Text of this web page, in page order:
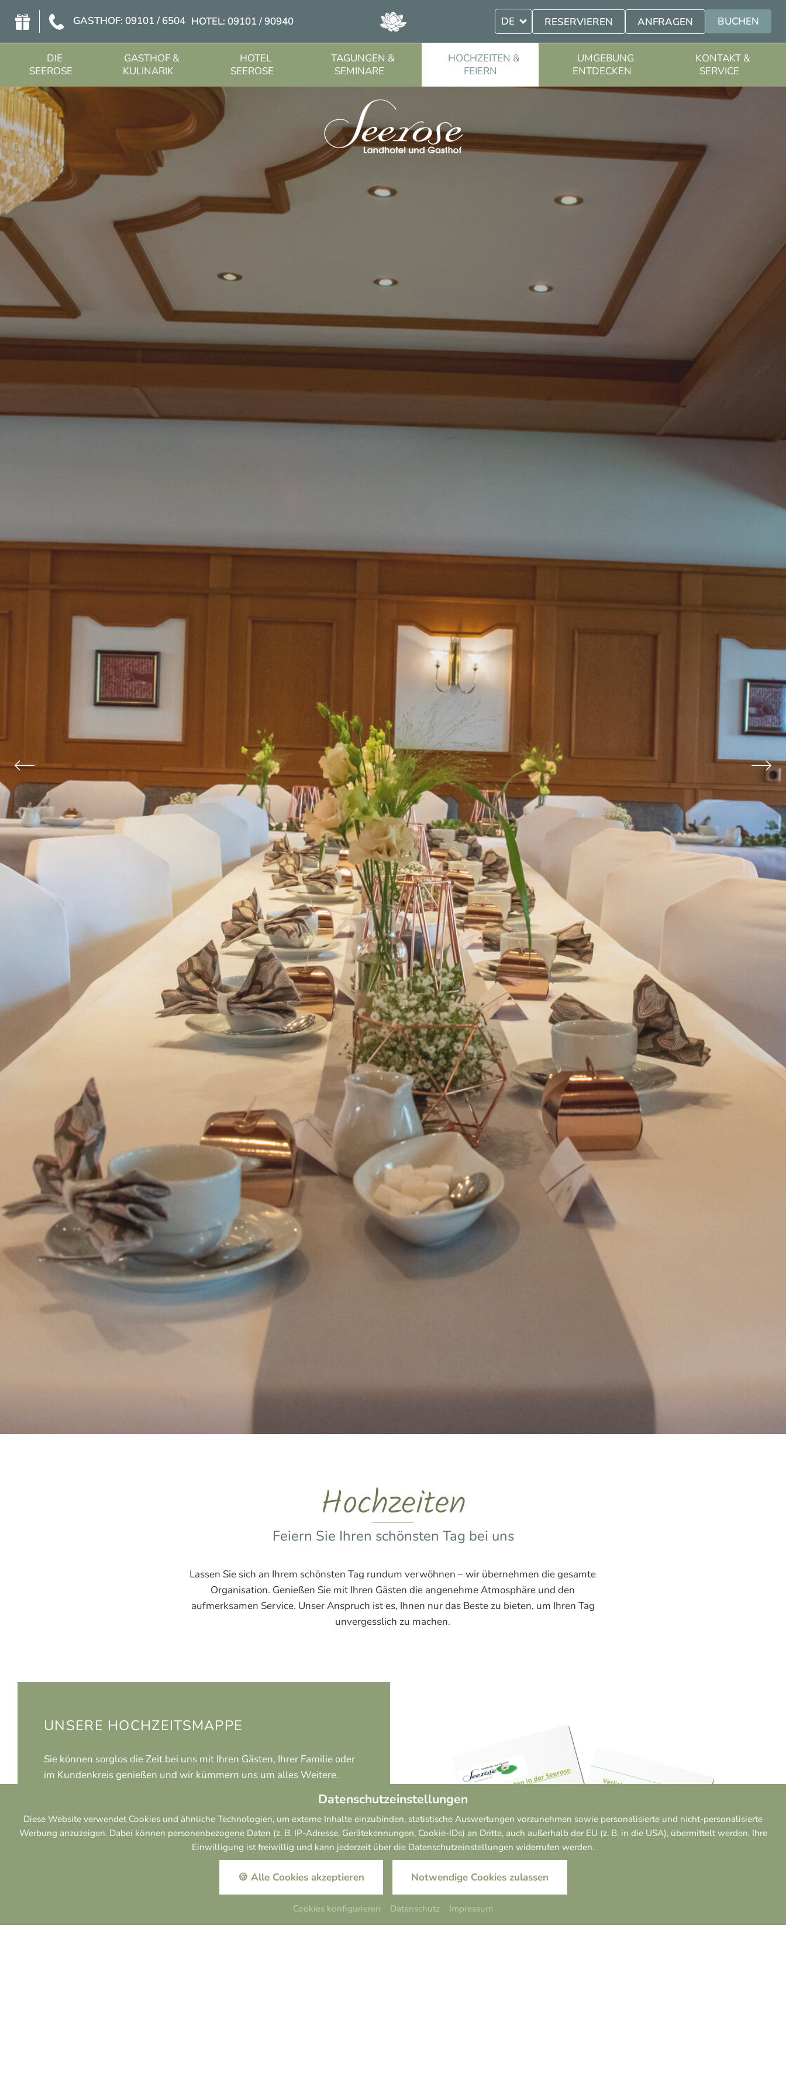
Datenschutzeinstellungen
Diese Website verwendet Cookies und ähnliche Technologien, um externe Inhalte einzubinden, statistische Auswertungen vorzunehmen sowie personalisierte und nicht-personalisierte
Werbung anzuzeigen. Dabei können personenbezogene Daten (z. B. IP-Adresse, Gerätekennungen, Cookie-IDs) an Dritte, auch außerhalb der EU (z. B. in die USA), übermittelt werden. Ihre
Einwilligung ist freiwillig und kann jederzeit über die Datenschutzeinstellungen widerrufen werden.
🍪 Alle Cookies akzeptieren Notwendige Cookies zulassen
Cookies konfigurieren Datenschutz Impressum
GASTHOF: 09101 / 6504 HOTEL: 09101 / 90940 DE RESERVIEREN ANFRAGEN BUCHEN
DIE
SEEROSE
GASTHOF &
KULINARIK
HOTEL
SEEROSE
TAGUNGEN &
SEMINARE
HOCHZEITEN &
FEIERN
UMGEBUNG
ENTDECKEN
KONTAKT &
SERVICE
Hochzeiten
Feiern Sie Ihren schönsten Tag bei uns
Lassen Sie sich an Ihrem schönsten Tag rundum verwöhnen – wir übernehmen die gesamte
Organisation. Genießen Sie mit Ihren Gästen die angenehme Atmosphäre und den
aufmerksamen Service. Unser Anspruch ist es, Ihnen nur das Beste zu bieten, um Ihren Tag
unvergesslich zu machen.
UNSERE HOCHZEITSMAPPE
Sie können sorglos die Zeit bei uns mit Ihren Gästen, Ihrer Familie oder
im Kundenkreis genießen und wir kümmern uns um alles Weitere.
Hochzeitsfeier. Individuelle Menüvorschläge bitte per E-Mail anfordern!